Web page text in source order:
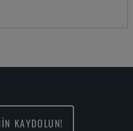
KAYDOLUN!